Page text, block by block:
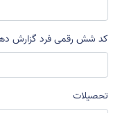
کد شش رقمی فرد گزارش
تحصیلات